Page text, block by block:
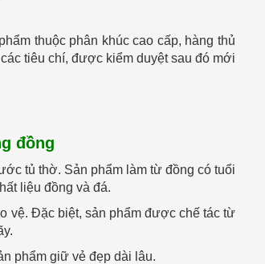
thuộc phân khúc cao cấp, hàng thủ
tiêu chí, được kiểm duyệt sau đó mới
đồng
tủ thờ. Sản phẩm làm từ đồng có tuổi
liệu đồng và đá.
vệ. Đặc biệt, sản phẩm được chế tác từ
phẩm giữ vẻ đẹp dài lâu.